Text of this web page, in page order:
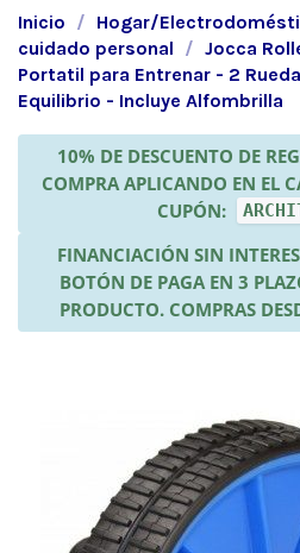
Inicio Hogar/
cuidado personal
Jocca
Portatil para Entrenar - 2
Equilibrio - Incluye Alfombrilla
10% DE DESCUENTO DE
COMPRA APLICANDO EN EL
CUPÓN:
FINANCIACIÓN SIN
BOTÓN DE PAGA EN 3
PRODUCTO. COMPRAS